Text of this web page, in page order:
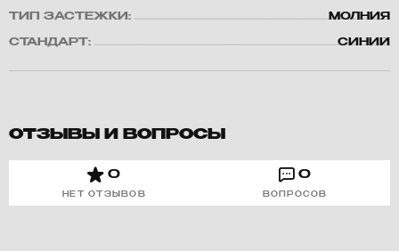
ТИП ЗАСТЕЖКИ: МОЛНИЯ
СТАНДАРТ: СИНИЙ
ОТЗЫВЫ И ВОПРОСЫ
0
НЕТ ОТЗЫВОВ
0
ВОПРОСОВ